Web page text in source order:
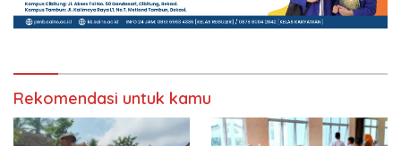
Rekomendasi untuk kamu